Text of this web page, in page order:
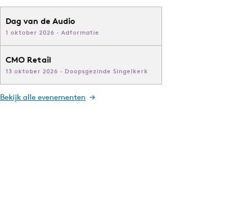
Dag van de Audio
1 oktober 2026 · Adformatie
CMO Retail
13 oktober 2026 · Doopsgezinde Singelkerk
Bekijk alle evenementen